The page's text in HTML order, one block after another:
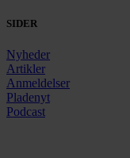
SIDER
Nyheder
Artikler
Anmeldelser
Pladenyt
Podcast